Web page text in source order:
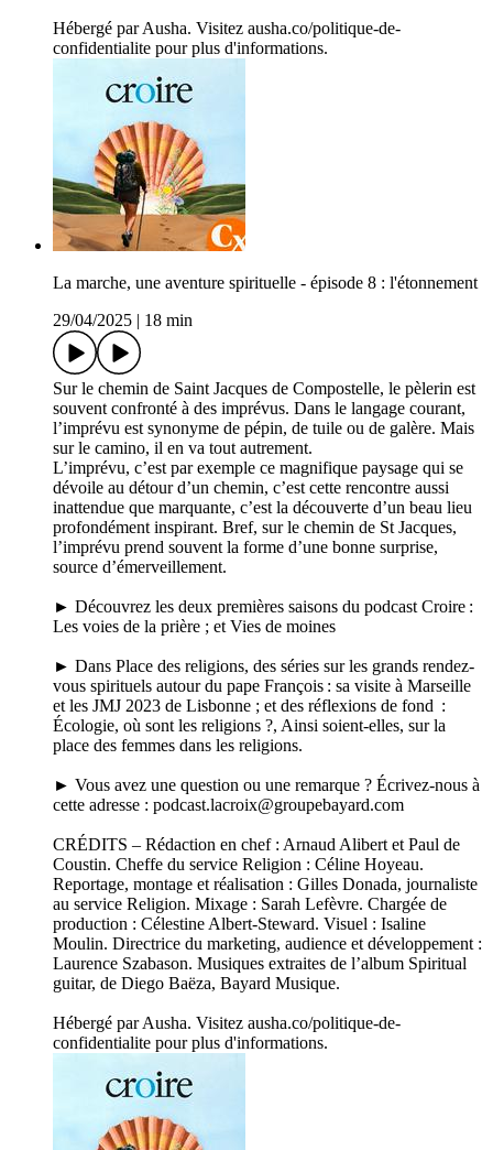
Hébergé par Ausha. Visitez ausha.co/politique-de-
confidentialite pour plus d'informations.
La marche, une aventure spirituelle - épisode 8 : l'étonnement
29/04/2025
18 min
Sur le chemin de Saint Jacques de Compostelle, le pèlerin est
souvent confronté à des imprévus. Dans le langage courant,
l’imprévu est synonyme de pépin, de tuile ou de galère. Mais
sur le camino, il en va tout autrement.
L’imprévu, c’est par exemple ce magnifique paysage qui se
dévoile au détour d’un chemin, c’est cette rencontre aussi
inattendue que marquante, c’est la découverte d’un beau lieu
profondément inspirant. Bref, sur le chemin de St Jacques,
l’imprévu prend souvent la forme d’une bonne surprise,
source d’émerveillement.
► Découvrez les deux premières saisons du podcast Croire :
Les voies de la prière ; et Vies de moines
► Dans Place des religions, des séries sur les grands rendez-
vous spirituels autour du pape François : sa visite à Marseille
et les JMJ 2023 de Lisbonne ; et des réflexions de fond :
Écologie, où sont les religions ?, Ainsi soient-elles, sur la
place des femmes dans les religions.
► Vous avez une question ou une remarque ? Écrivez-nous à
cette adresse : podcast.lacroix@groupebayard.com
CRÉDITS – Rédaction en chef : Arnaud Alibert et Paul de
Coustin. Cheffe du service Religion : Céline Hoyeau.
Reportage, montage et réalisation : Gilles Donada, journaliste
au service Religion. Mixage : Sarah Lefèvre. Chargée de
production : Célestine Albert-Steward. Visuel : Isaline
Moulin. Directrice du marketing, audience et développement :
Laurence Szabason. Musiques extraites de l’album Spiritual
guitar, de Diego Baëza, Bayard Musique.
Hébergé par Ausha. Visitez ausha.co/politique-de-
confidentialite pour plus d'informations.